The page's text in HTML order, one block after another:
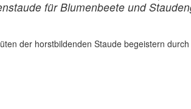
für Blumenbeete und
der horstbildenden Staude begeistern